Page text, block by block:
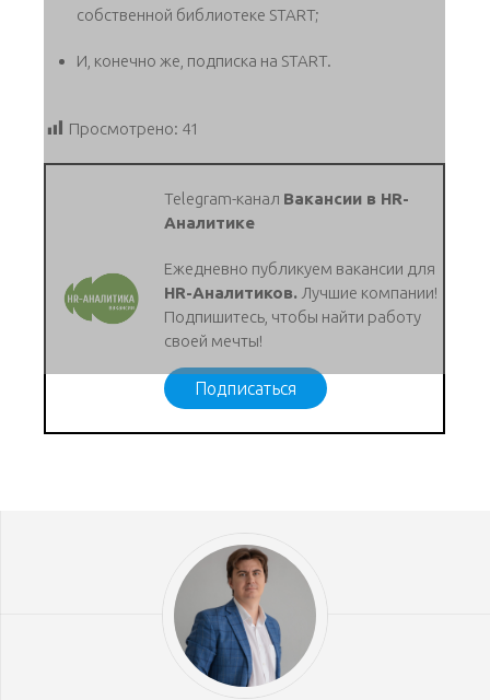
собственной библиотеке START;
И, конечно же, подписка на START.
Просмотрено: 41
Telegram-канал Вакансии в HR-
Аналитике
Ежедневно публикуем вакансии для
HR-Аналитиков. Лучшие компании!
Подпишитесь, чтобы найти работу
своей мечты!
Подписаться